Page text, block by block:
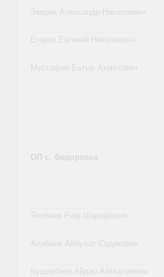
Зверев Александр Николаевич
Егоров Евгений Николаевич
Мустафин Батыр Ахметович
ОП с. Федоровка
Янибаев Риф Шарифович
Алибаев Айбулат Садикович
Кушербаев Айдар Айткалиевич